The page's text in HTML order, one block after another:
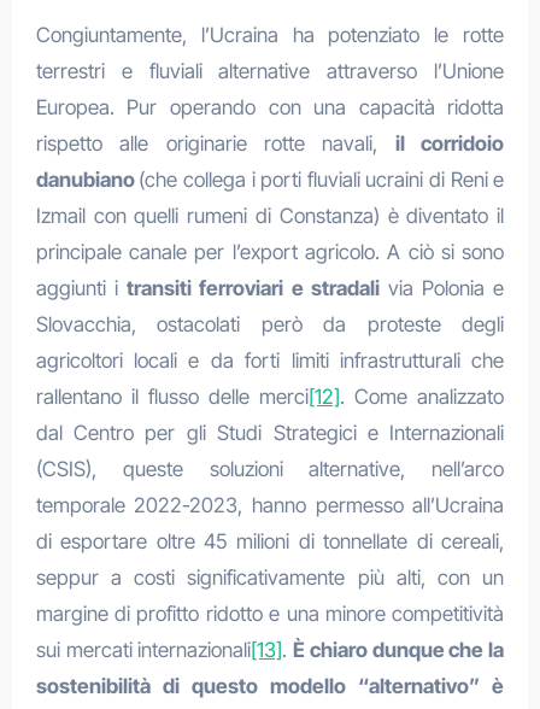
Congiuntamente, l’Ucraina ha potenziato le rotte
terrestri e fluviali alternative attraverso l’Unione
Europea. Pur operando con una capacità ridotta
rispetto alle originarie rotte navali, il corridoio
danubiano (che collega i porti fluviali ucraini di Reni e
Izmail con quelli rumeni di Constanza) è diventato il
principale canale per l’export agricolo. A ciò si sono
aggiunti itransiti ferroviari e stradalivia Polonia e
Slovacchia, ostacolati però da proteste degli
agricoltori locali e da forti limiti infrastrutturali che
rallentano il flusso delle merci[12]. Come analizzato
dal Centro per gli Studi Strategici e Internazionali
(CSIS), queste soluzioni alternative, nell’arco
temporale 2022-2023, hanno permesso all’Ucraina
di esportare oltre 45 milioni di tonnellate di cereali,
seppur a costi significativamente più alti, con un
margine di profitto ridotto e una minore competitività
sui mercati internazionali[13]. È chiaro dunque che la
sostenibilità di questo modello “alternativo” è